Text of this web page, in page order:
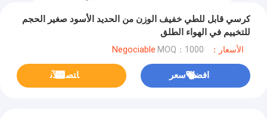
كرسي قابل للطي خفيف الوزن من الحديد الأسود صغير الحجم
للتخييم في الهواء الطلق
الأسعار：Negociable MOQ：1000
افضل سعر ﺎﺘﺼﻟ ﺍﻶﻧ